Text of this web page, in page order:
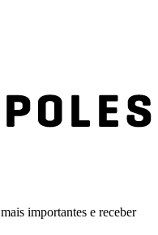
importantes e receber